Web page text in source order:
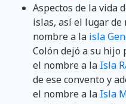
Aspectos de la vida
islas, así el lugar de
nombre a la isla
Colón dejó a su hijo
el nombre a la Isla
de ese convento y
el nombre a la Isla